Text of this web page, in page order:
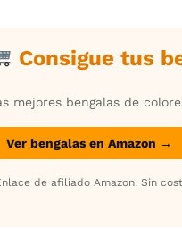
Consigue tus
mejores bengalas de
Ver bengalas en Amazon →
de afiliado Amazon. Sin